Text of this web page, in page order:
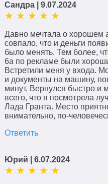
Сандра | 9.07.2024
Давно мечтала о хорошем
совпало, что и деньги
было менять. Тем более,
6а по рекламе были
Встретили меня у входа.
и документы на машину,
минут. Вернулся быстро
всего, что я посмотрела
Лада Гранта. Место
внимательно, по-
Ответить
Юрий | 6.07.2024